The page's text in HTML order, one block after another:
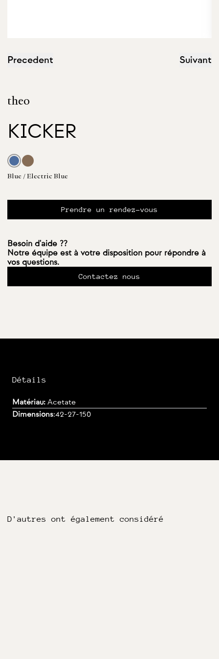
Precedent Suivant
theo
KICKER
Blue / Electric Blue
Prendre un rendez-vous
Besoin d'aide ??
Notre équipe est à votre disposition pour répondre à
vos questions.
Contactez nous
Détails
Matériau: Acetate
Dimensions:42-27-150
D'autres ont également considéré